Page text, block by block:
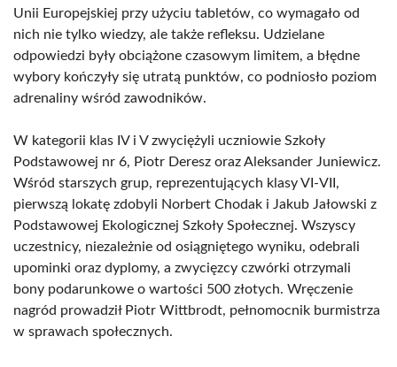
Unii Europejskiej przy użyciu tabletów, co wymagało od
nich nie tylko wiedzy, ale także refleksu. Udzielane
odpowiedzi były obciążone czasowym limitem, a błędne
wybory kończyły się utratą punktów, co podniosło poziom
adrenaliny wśród zawodników.
W kategorii klas IV i V zwyciężyli uczniowie Szkoły
Podstawowej nr 6, Piotr Deresz oraz Aleksander Juniewicz.
Wśród starszych grup, reprezentujących klasy VI-VII,
pierwszą lokatę zdobyli Norbert Chodak i Jakub Jałowski z
Podstawowej Ekologicznej Szkoły Społecznej. Wszyscy
uczestnicy, niezależnie od osiągniętego wyniku, odebrali
upominki oraz dyplomy, a zwycięzcy czwórki otrzymali
bony podarunkowe o wartości 500 złotych. Wręczenie
nagród prowadził Piotr Wittbrodt, pełnomocnik burmistrza
w sprawach społecznych.